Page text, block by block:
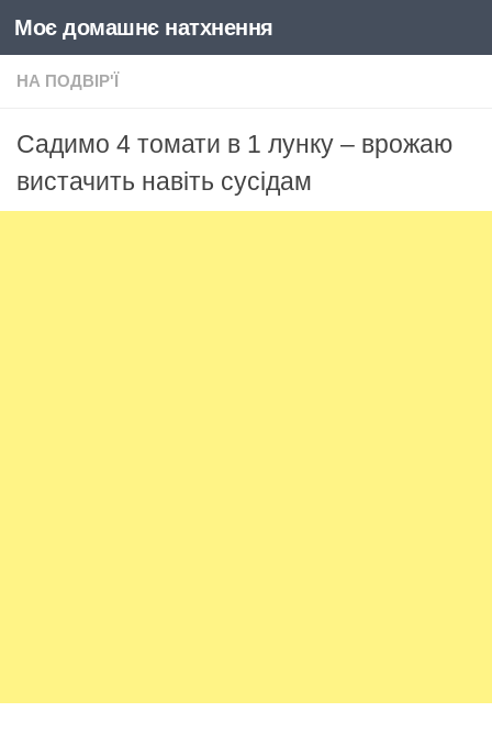
Skip to content
Моє домашнє натхнення
НА ПОДВІР'Ї
Садимо 4 томати в 1 лунку – врожаю
вистачить навіть сусідам